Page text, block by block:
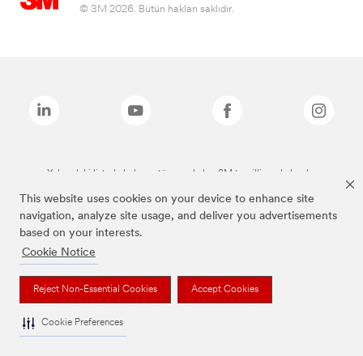
This website uses cookies on your device to enhance site
navigation, analyze site usage, and deliver you advertisements
based on your interests.
Cookie Notice
Reject Non-Essential Cookies Accept Cookies
Cookie Preferences
© 3M 2026. Bütün hakları saklıdır.
Yukarıdaki listede bulunan tüm markalar, 3M tescilli markalarıdır.